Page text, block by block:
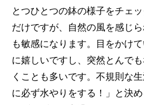
とつひとつの鉢の様子をチェ
だけですが、自然の風を感じ
も敏感になります。目をかけ
に嬉しいですし、突然とんで
くことも多いです。不規則な
に必ず水やりをする！」と決